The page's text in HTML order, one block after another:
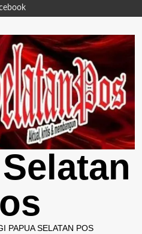
PAPUA SELATAN POS